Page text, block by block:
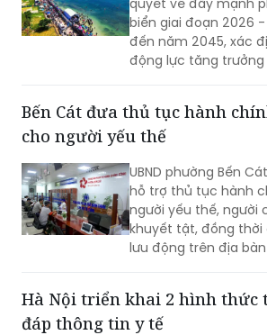
biển giai đoạn 2026
đến năm 2045, xác
động lực tăng
Bến Cát đưa thủ tục hành
cho người yếu thế
UBND phường Bến
hỗ trợ thủ tục hành
người yếu thế, người
khuyết tật, đồng thời
lưu động trên địa
Hà Nội triển khai 2 hình thức
đáp thông tin y tế